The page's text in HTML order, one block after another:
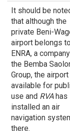
It should be
that although the
private Beni-
airport belongs to
ENRA, a
the Bemba
Group, the
available for
use and RVAhas
installed an air
navigation
there.